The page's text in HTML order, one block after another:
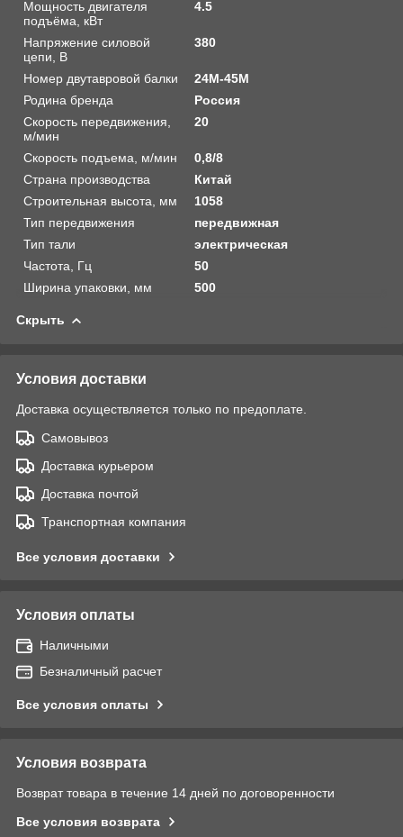
Мощность двигателя
подъёма, кВт
4.5
Напряжение силовой
цепи, В
380
Номер двутавровой балки
24М-45М
Родина бренда
Россия
Скорость передвижения,
м/мин
20
Скорость подъема, м/мин
0,8/8
Страна производства
Китай
Строительная высота, мм
1058
Тип передвижения
передвижная
Тип тали
электрическая
Частота, Гц
50
Ширина упаковки, мм
500
Скрыть
Условия доставки
Доставка осуществляется только по предоплате.
Самовывоз
Доставка курьером
Доставка почтой
Транспортная компания
Все условия доставки
Условия оплаты
Наличными
Безналичный расчет
Все условия оплаты
Условия возврата
Возврат товара в течение 14 дней по договоренности
Все условия возврата